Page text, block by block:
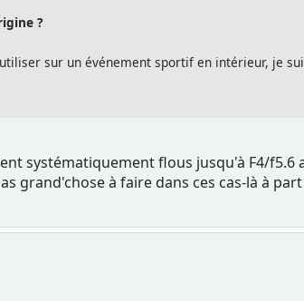
?
sur un événement sportif en intérieur, je
systématiquement flous jusqu'à F4/
grand'chose à faire dans ces cas-là à